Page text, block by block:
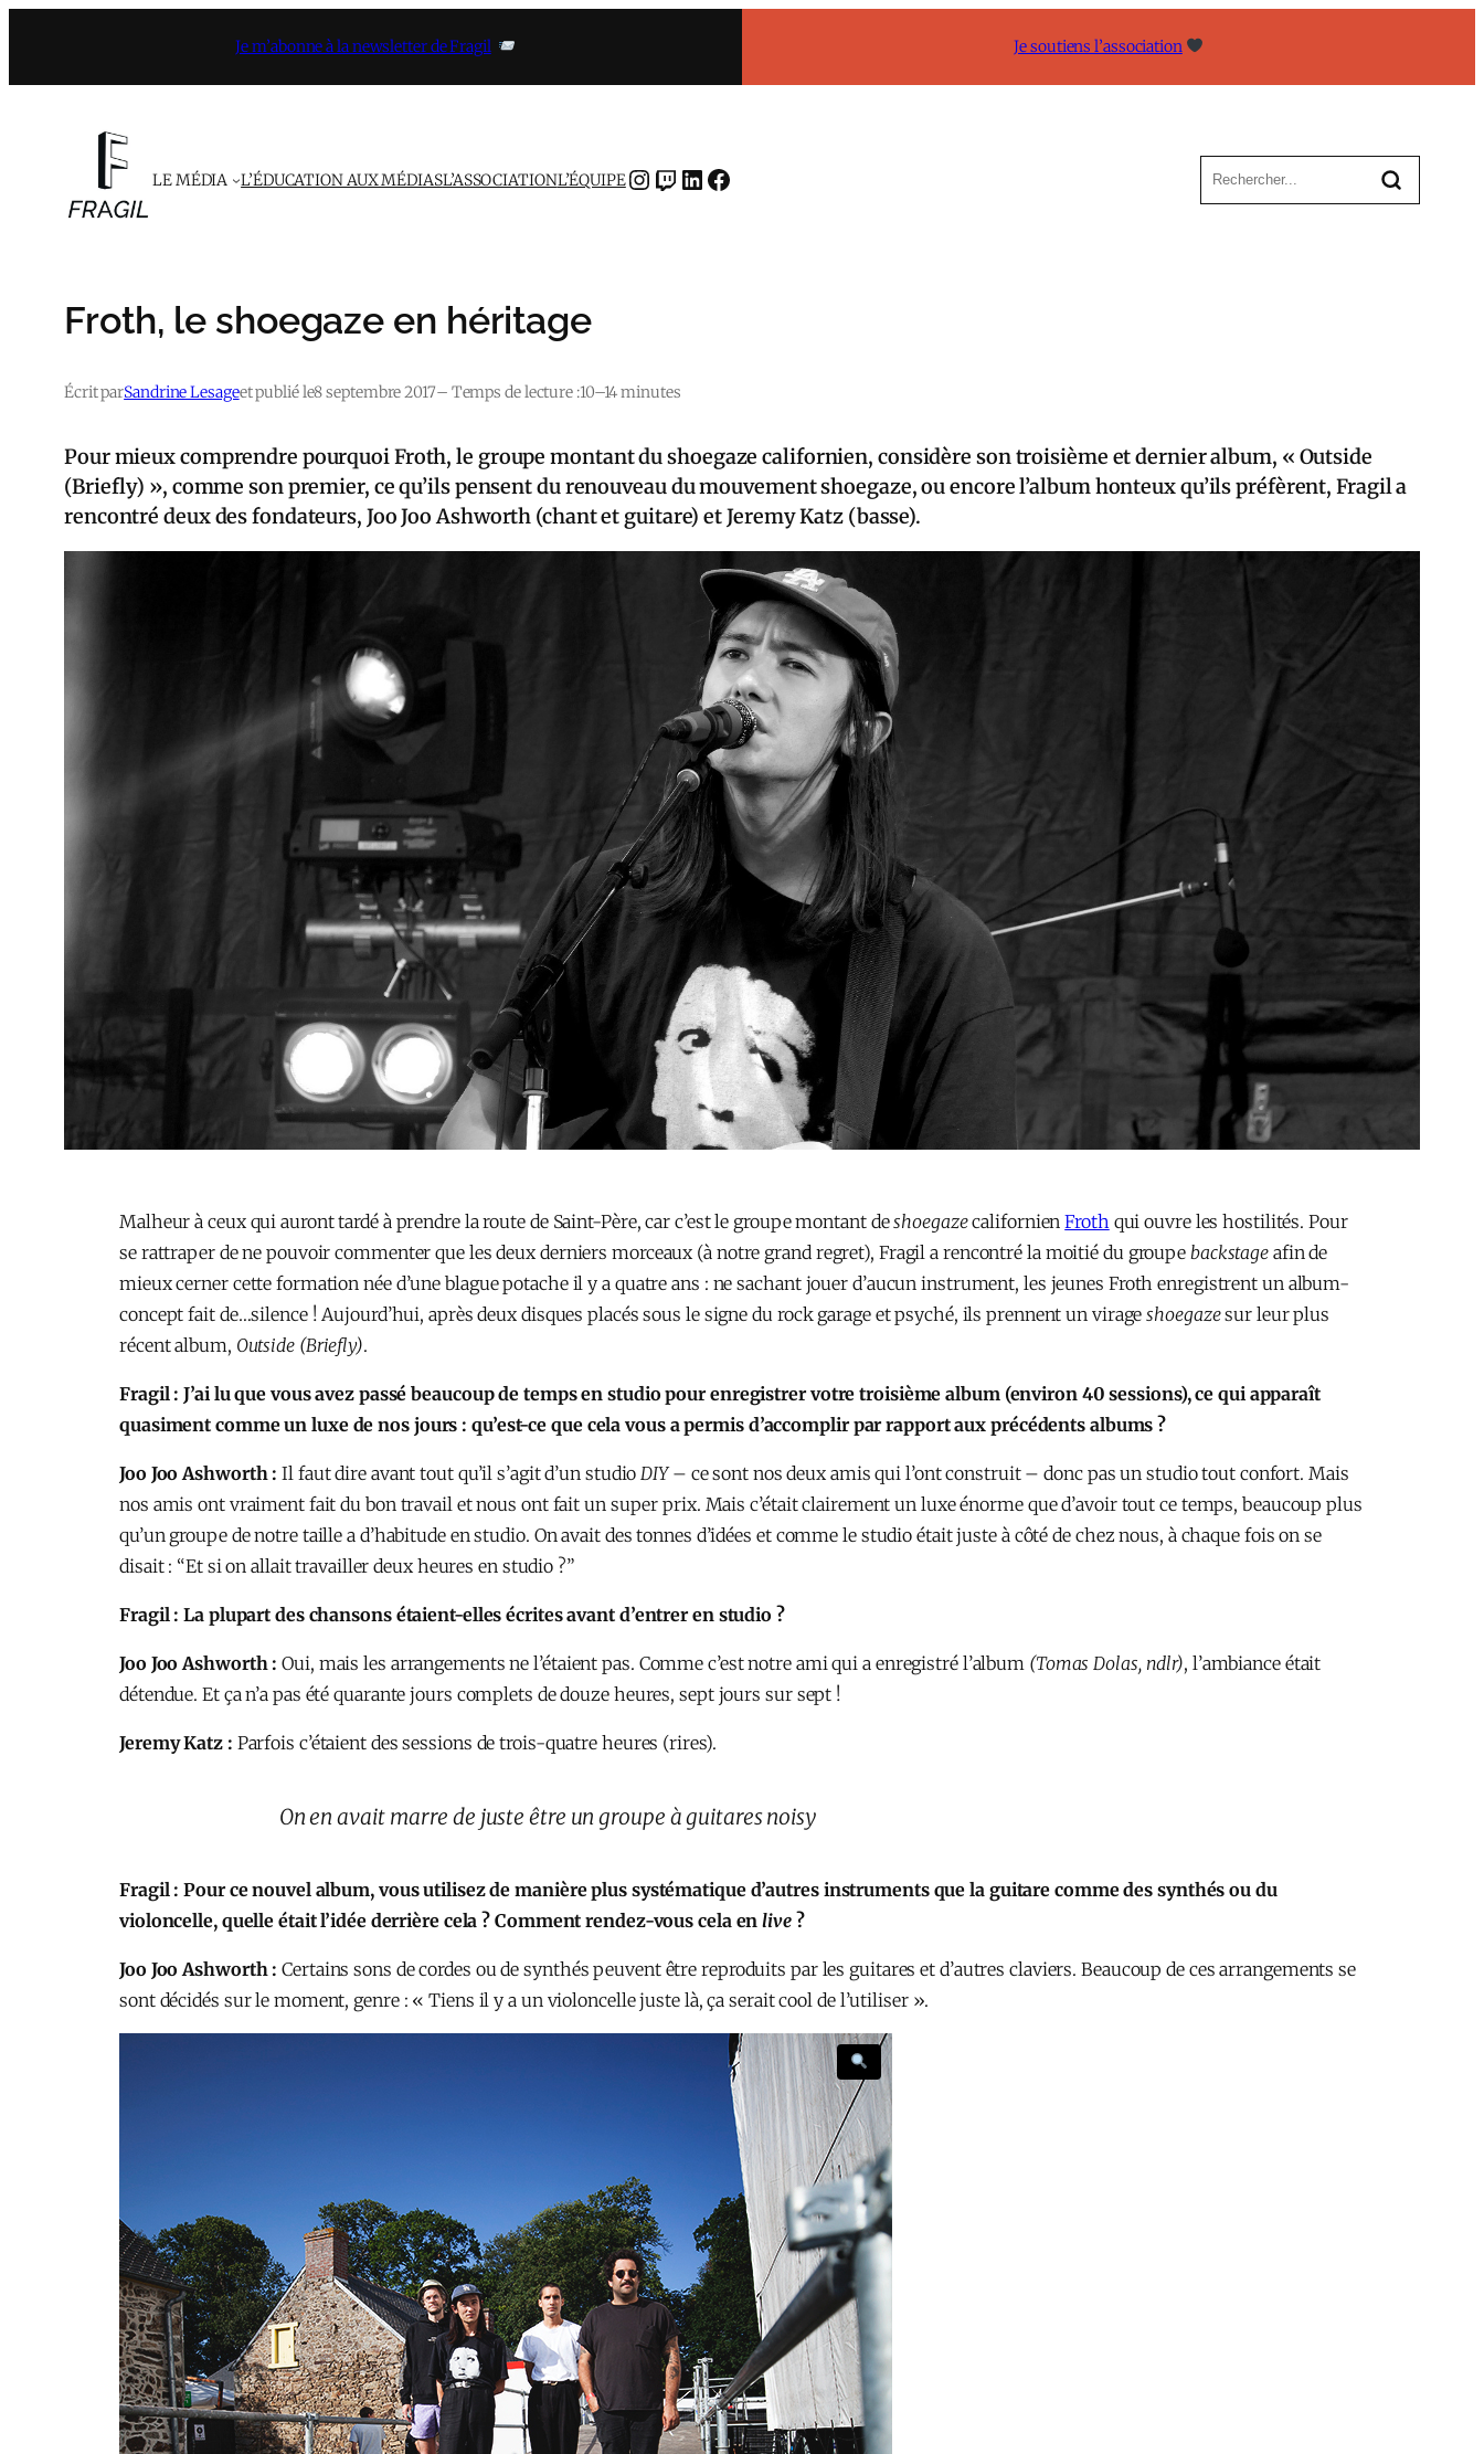
contenu
Je m’abonne à la newsletter de Fragil Je soutiens l’association
LE MÉDIA L’ÉDUCATION AUX MÉDIASL’ASSOCIATIONL’ÉQUIPEINSTAGRAMTWITCH LINKEDIN FACEBOOK
Froth, le shoegaze en héritage
Écrit parSandrine Lesageet publié le8 septembre 2017– Temps de lecture :10–14 minutes
Pour mieux comprendre pourquoi Froth, le groupe montant du shoegaze californien, considère son troisième et dernier album, « Outside
(Briefly) », comme son premier, ce qu’ils pensent du renouveau du mouvement shoegaze, ou encore l’album honteux qu’ils préfèrent, Fragil a
rencontré deux des fondateurs, Joo Joo Ashworth (chant et guitare) et Jeremy Katz (basse).
Malheur à ceux qui auront tardé à prendre la route de Saint-Père, car c’est le groupe montant deshoegazecalifornienFroth qui ouvre les hostilités. Pour
se rattraper de ne pouvoir commenter que les deux derniers morceaux (à notre grand regret), Fragil a rencontré la moitié du groupe backstage afin de
mieux cerner cette formation née d’une blague potache il y a quatre ans : ne sachant jouer d’aucun instrument, les jeunes Froth enregistrent un album-
concept fait de…silence ! Aujourd’hui, après deux disques placés sous le signe du rock garage et psyché, ils prennent un virageshoegazesur leur plus
récent album, Outside (Briefly).
Fragil : J’ai lu que vous avez passé beaucoup de temps en studio pour enregistrer votre troisième album (environ 40 sessions), ce qui apparaît
quasiment comme un luxe de nos jours : qu’est-ce que cela vous a permis d’accomplir par rapport aux précédents albums ?
Joo Joo Ashworth : Il faut dire avant tout qu’il s’agit d’un studioDIY– ce sont nos deux amis qui l’ont construit – donc pas un studio tout confort. Mais
nos amis ont vraiment fait du bon travail et nous ont fait un super prix. Mais c’était clairement un luxe énorme que d’avoir tout ce temps, beaucoup plus
qu’un groupe de notre taille a d’habitude en studio. On avait des tonnes d’idées et comme le studio était juste à côté de chez nous, à chaque fois on se
disait : “Et si on allait travailler deux heures en studio ?”
Fragil : La plupart des chansons étaient-elles écrites avant d’entrer en studio ?
Joo Joo Ashworth : Oui, mais les arrangements ne l’étaient pas. Comme c’est notre ami qui a enregistré l’album (Tomas Dolas, ndlr), l’ambiance était
détendue. Et ça n’a pas été quarante jours complets de douze heures, sept jours sur sept !
Jeremy Katz : Parfois c’étaient des sessions de trois-quatre heures (rires).
On en avait marre de juste être un groupe à guitares noisy
Fragil : Pour ce nouvel album, vous utilisez de manière plus systématique d’autres instruments que la guitare comme des synthés ou du
violoncelle, quelle était l’idée derrière cela ? Comment rendez-vous cela enlive?
Joo Joo Ashworth : Certains sons de cordes ou de synthés peuvent être reproduits par les guitares et d’autres claviers. Beaucoup de ces arrangements se
sont décidés sur le moment, genre : « Tiens il y a un violoncelle juste là, ça serait cool de l’utiliser ».